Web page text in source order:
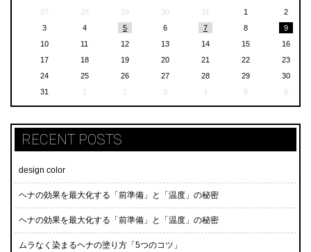
27 28 29 30 31 1
2
3
4 5 6 7 8
9
10
11 12 13 14 15
16
17
18 19 20 21 22
23
24
25 26 27 28 29
30
31
2 3 4 5 6
RECENT POSTS
design color
ヘナの効果を最大化する「前準備」と「温度」の秘密
ヘナの効果を最大化する「前準備」と「温度」の秘密
ムラなく染まるヘナの塗り方「5つのコツ」